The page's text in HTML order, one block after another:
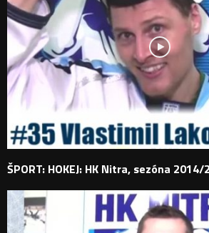
ŠPORT: HOKEJ: HK Nitra, sezóna 2014/